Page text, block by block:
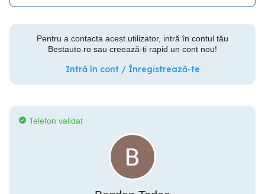
Pentru a contacta acest utilizator, intră în contul tău
Bestauto.ro sau creează-ți rapid un cont nou!
Intră în cont / Înregistrează-te
Telefon validat